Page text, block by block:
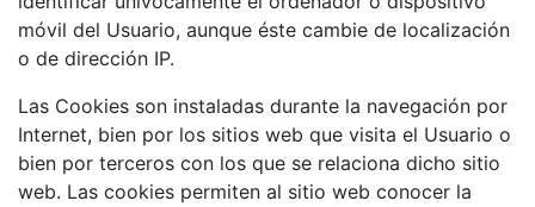
móvil del Usuario, aunque éste cambie de localización
o de dirección IP.
Las Cookies son instaladas durante la navegación por
Internet, bien por los sitios web que visita el Usuario o
bien por terceros con los que se relaciona dicho sitio
web. Las cookies permiten al sitio web conocer la